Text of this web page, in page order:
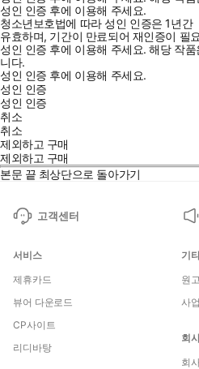
성인 인증 후에 이용해 주세요.
청소년보호법에 따라 성인 인증은 1년간
유효하며, 기간이 만료되어 재인증이 필
성인 인증 후에 이용해 주세요.해당 작품
니다.
성인 인증 후에 이용해 주세요.
성인 인증
성인 인증
취소
취소
제외하고 구매
제외하고 구매
본문 끝 최상단으로 돌아가기
고객센터
서비스
제휴카드
뷰어 다운로드
CP사이트
리디바탕
기
원
사
회
회